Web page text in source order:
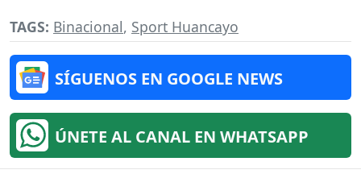
TAGS: Binacional, Sport Huancayo
SÍGUENOS EN GOOGLE NEWS
ÚNETE AL CANAL EN WHATSAPP